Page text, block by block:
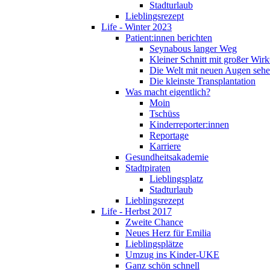
Stadturlaub
Lieblingsrezept
Life - Winter 2023
Patient:innen berichten
Seynabous langer Weg
Kleiner Schnitt mit großer
Die Welt mit neuen Augen
Die kleinste Transplantation
Was macht eigentlich?
Moin
Tschüss
Kinderreporter:innen
Reportage
Karriere
Gesundheitsakademie
Stadtpiraten
Lieblingsplatz
Stadturlaub
Lieblingsrezept
Life - Herbst 2017
Zweite Chance
Neues Herz für Emilia
Lieblingsplätze
Umzug ins Kinder-UKE
Ganz schön schnell